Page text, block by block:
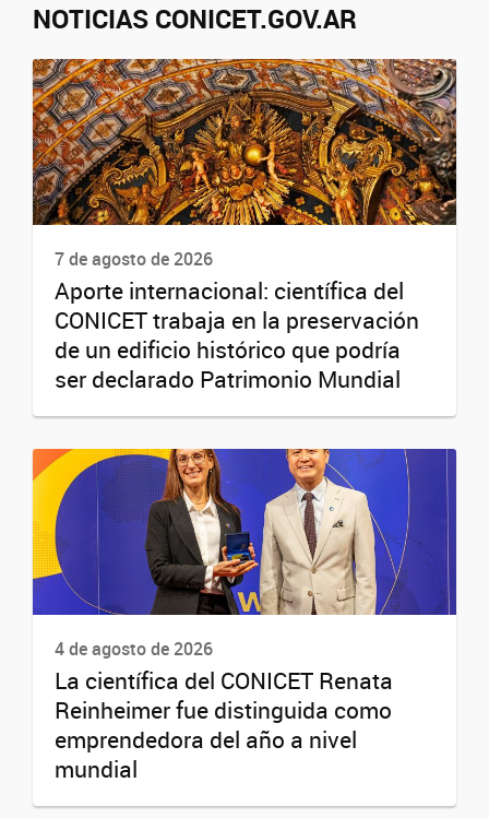
NOTICIAS CONICET.GOV.AR
7 de agosto de 2026
Aporte internacional: científica del
CONICET trabaja en la preservación
de un edificio histórico que podría
ser declarado Patrimonio Mundial
4 de agosto de 2026
La científica del CONICET Renata
Reinheimer fue distinguida como
emprendedora del año a nivel
mundial